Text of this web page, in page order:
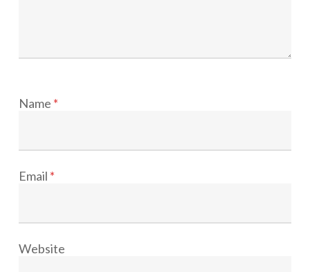
Name *
Email *
Website